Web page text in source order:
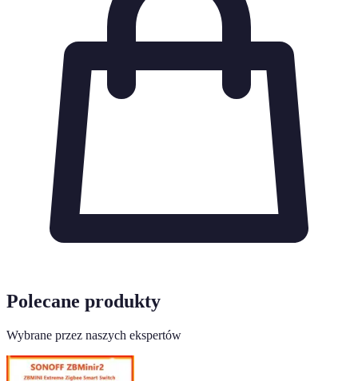
Polecane produkty
Wybrane przez naszych ekspertów